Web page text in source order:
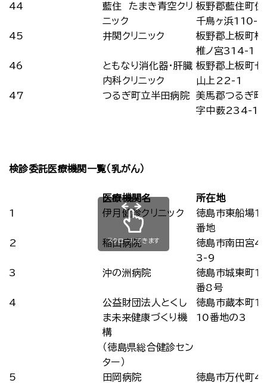
44
藍住 たまき青空クリ
ニック
板野郡藍住町住
千鳥ヶ浜110-5
45
井関クリニック
板野郡上板町椎
椎ノ宮314-1
46
ともなり消化器・肝臓
内科クリニック
板野郡上板町七
山上22-1
47
つるぎ町立半田病院
美馬郡つるぎ町
字中薮234-1
検診委託医療機関一覧（乳がん）
医療機関名
所在地
1
伊月健診クリニック
徳島市東船場1
番地
2
稲山病院
徳島市南田宮4
3-9
3
沖の洲病院
徳島市城東町1
番8号
4
公益財団法人とくし
ま未来健康づくり機
構
（徳島県総合健診セン
ター）
徳島市蔵本町1
10番地の3
5 田岡病院
徳島市万代町4
スクロールできます